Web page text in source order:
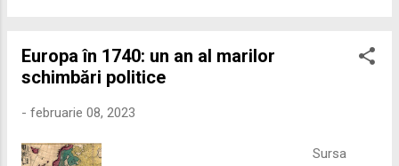
și culturală. Urmărirea penetrării elementului roman – în
special a cetățenilor romani ( cives Romani ) în țesutul urban
profunzimea și ritmul procesului de rom...
Europa în 1740: un an al marilor
schimbări politice
- februarie 08, 2023
Sursa